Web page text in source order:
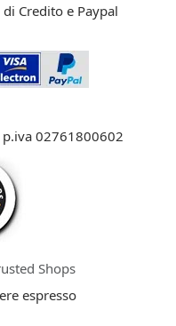
Credito e Paypal
02761800602
Shops
espresso